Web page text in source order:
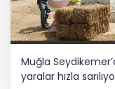
Muğla
yaralar hızla